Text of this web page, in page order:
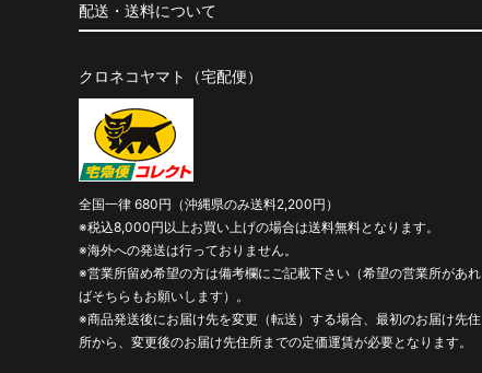
配送・送料について
クロネコヤマト（宅配便）
全国一律 680円（沖縄県のみ送料2,200円）
※税込8,000円以上お買い上げの場合は送料無料となります。
※海外への発送は行っておりません。
※営業所留め希望の方は備考欄にご記載下さい（希望の営業所があれ
ばそちらもお願いします）。
※商品発送後にお届け先を変更（転送）する場合、最初のお届け先住
所から、変更後のお届け先住所までの定価運賃が必要となります。